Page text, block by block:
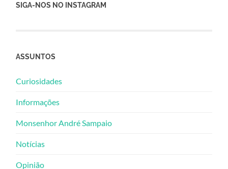
SIGA-NOS NO INSTAGRAM
ASSUNTOS
Curiosidades
Informações
Monsenhor André Sampaio
Notícias
Opinião